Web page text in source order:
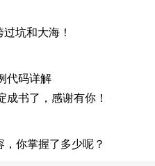
坑和大海！
代码详解
成书了，感谢有你！
你掌握了多少呢？